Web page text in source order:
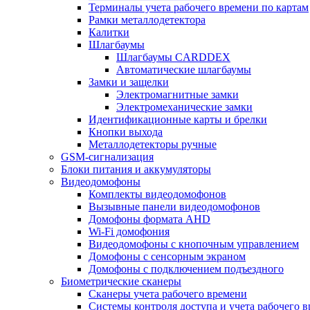
Терминалы учета рабочего времени по картам
Рамки металлодетектора
Калитки
Шлагбаумы
Шлагбаумы CARDDEX
Автоматические шлагбаумы
Замки и защелки
Электромагнитные замки
Электромеханические замки
Идентификационные карты и брелки
Кнопки выхода
Металлодетекторы ручные
GSM-сигнализация
Блоки питания и аккумуляторы
Видеодомофоны
Комплекты видеодомофонов
Вызывные панели видеодомофонов
Домофоны формата AHD
Wi-Fi домофония
Видеодомофоны с кнопочным управлением
Домофоны с сенсорным экраном
Домофоны с подключением подъездного
Биометрические сканеры
Сканеры учета рабочего времени
Системы контроля доступа и учета рабочего